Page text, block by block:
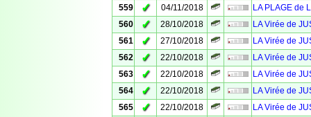
559
✓ 04/11/2018
LA PLAGE de
560
✓ 28/10/2018
LA Virée de
561
✓ 27/10/2018
LA Virée de
562
✓ 22/10/2018
LA Virée de
563
✓ 22/10/2018
LA Virée de
564
✓ 22/10/2018
LA Virée de
565
✓ 22/10/2018
LA Virée de